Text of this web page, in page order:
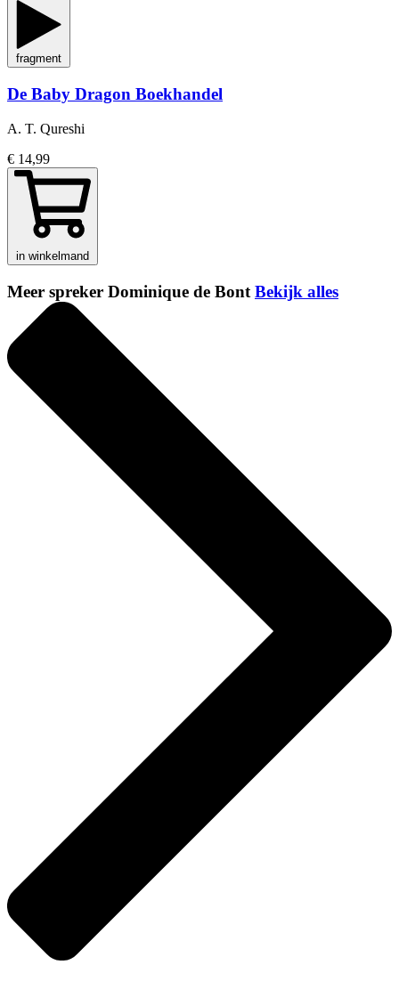
fragment
De Baby Dragon Boekhandel
A. T. Qureshi
€ 14,99
in winkelmand
Meer spreker Dominique de Bont Bekijk alles